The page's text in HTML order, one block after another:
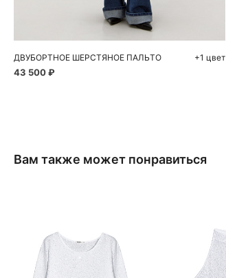
S M
ДВУБОРТНОЕ ШЕРСТЯНОЕ ПАЛЬТО
43 500 ₽
+1 цвет
Вам также может понравиться